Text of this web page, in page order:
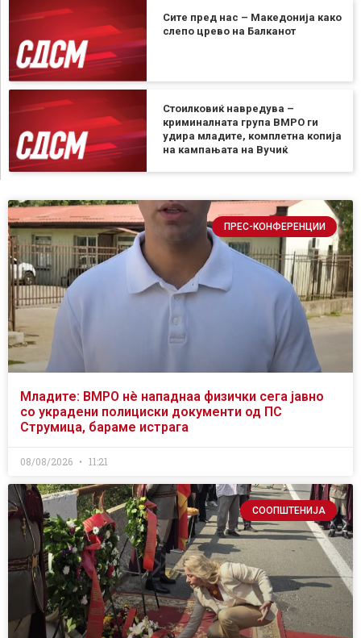
Сите пред нас – Македонија како
слепо црево на Балканот
Стоилковиќ навредува –
криминалната група ВМРО ги
удира младите, комплетна копија
на кампањата на Вучиќ
ПРЕС-КОНФЕРЕНЦИИ
Младите: ВМРО нè нападнаа физички сега јавно
со украдени полициски документи од ПС
Струмица, бараме истрага
08/08/2026 11:21
СООПШТЕНИЈА